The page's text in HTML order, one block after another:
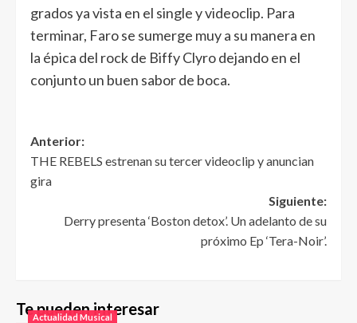
grados ya vista en el single y videoclip. Para
terminar, Faro se sumerge muy a su manera en
la épica del rock de Biffy Clyro dejando en el
conjunto un buen sabor de boca.
Anterior:
THE REBELS estrenan su tercer videoclip y anuncian
gira
Siguiente:
Derry presenta ‘Boston detox’. Un adelanto de su
próximo Ep ‘Tera-Noir’.
Te pueden interesar
Actualidad Musical